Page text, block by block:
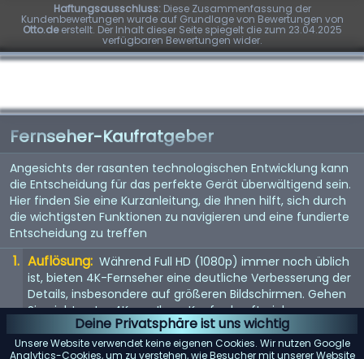
Deine Privatsphäre ist uns wichtig
Unsere Website verwendet keine eigenen Cookies. Wir nutzen Google
Analytics-Cookies, um zu verstehen, wie Besucher mit unserer Website
Haftungsausschluss:Diese Zusammenfassung der
Kundenbewertungen wurde auf Grundlage von Bewertungen von
Otto.deerstellt. Der Inhalt dieser Seite spiegelt die zum 23.04.2025
verfügbaren Bewertungen wider.
Fernseher-Kaufratgeber
Angesichts der rasanten technologischen Entwicklung kann
die Entscheidung für das perfekte Gerät überwältigend sein.
Hier finden Sie eine Kurzanleitung, die Ihnen hilft, sich durch
die wichtigsten Funktionen zu navigieren und eine fundierte
Entscheidung zu treffen
Auflösung: Während Full HD (1080p) immer noch üblich
ist, bieten 4K-Fernseher eine deutliche Verbesserung der
Details, insbesondere auf größeren Bildschirmen. Gehen
Sie nicht unter 4K, um Ihren Kauf zukunftssicher zu
machen. 8K steht vor der Tür, aber da Inhalte noch rar
sind, ist dies noch keine Notwendigkeit.